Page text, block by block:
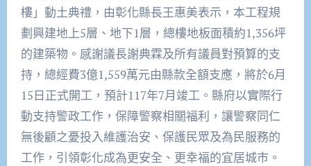
樓」動土典禮，由彰化縣長王惠美表示，本工程規
劃興建地上5層、地下1層，總樓地板面積約1,356坪
的建築物。感謝議長謝典霖及所有議員對預算的支
持，總經費3億1,559萬元由縣款全額支應，將於6月
15日正式開工，預計117年7月竣工。縣府以實際行
動支持警政工作，保障警察相關福利，讓警察同仁
無後顧之憂投入維護治安、保護民眾及為民服務的
工作，引領彰化成為更安全、更幸福的宜居城市。